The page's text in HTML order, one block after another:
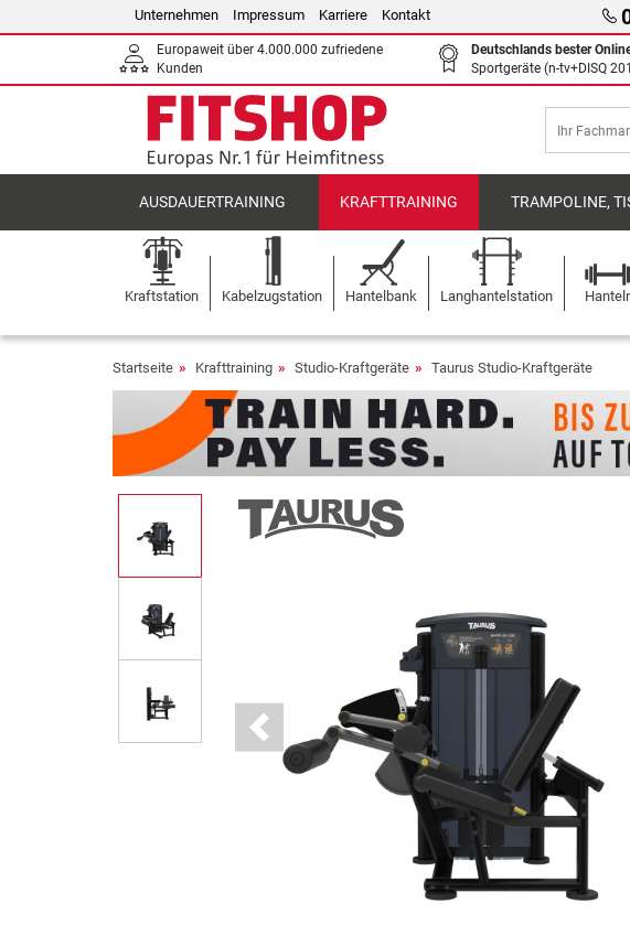
Unternehmen Impressum Karriere Kontakt
Europaweit über 4.000.000 zufriedene
Kunden
Deutschlands bester
Sportgeräte (n-tv+DISQ
AUSDAUERTRAINING KRAFTTRAINING TRAMPOLINE,
Kraftstation Kabelzugstation Hantelbank Langhantelstation
Startseite Krafttraining Studio-Kraftgeräte Taurus Studio-Kraftgeräte
Previous